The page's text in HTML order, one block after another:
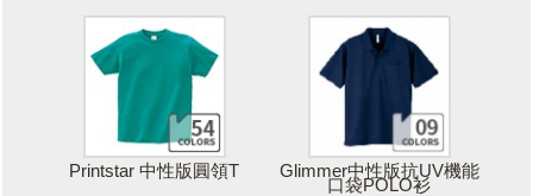
Printstar 中性版圓領T Glimmer中性版抗UV機能
口袋POLO衫